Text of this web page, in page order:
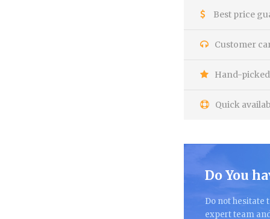
Best price
Customer
Hand-
Quick
Do You
Do not hesitate
expert team